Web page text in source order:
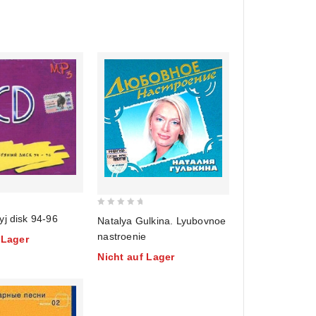
disk 94-96
of
5
Natalya Gulkina. Lyubovnoe
nastroenie
Nicht auf Lager